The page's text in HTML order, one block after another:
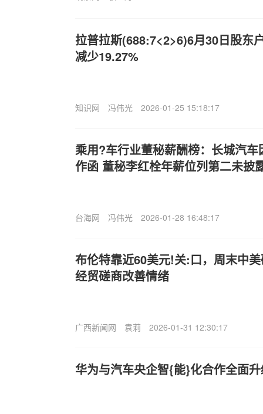
拉普拉斯(688:7<2>6)6月30日股东
减少19.27%
知识网 冯伟光 2026-01-25 15:18:17
乘用?车行业董秘薪酬榜：长城汽
作函 董秘李红栓年薪位列第二未披
台海网 冯伟光 2026-01-28 16:48:17
布伦特靠近60美元!关:口，周末中
经贸磋商改善情绪
广西新闻网 袁莉 2026-01-31 12:30:17
华为与汽车央企智{能}化合作全面